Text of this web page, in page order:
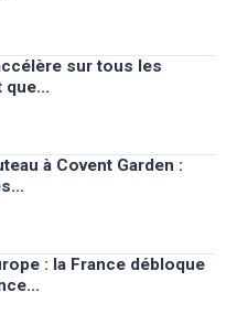
sur tous les
à Covent Garden :
: la France débloque